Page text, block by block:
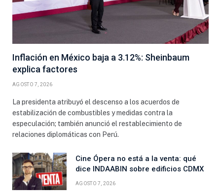
Inflación en México baja a 3.12%: Sheinbaum
explica factores
AGOSTO 7, 2026
La presidenta atribuyó el descenso a los acuerdos de
estabilización de combustibles y medidas contra la
especulación; también anunció el restablecimiento de
relaciones diplomáticas con Perú.
Cine Ópera no está a la venta: qué
dice INDAABIN sobre edificios CDMX
AGOSTO 7, 2026